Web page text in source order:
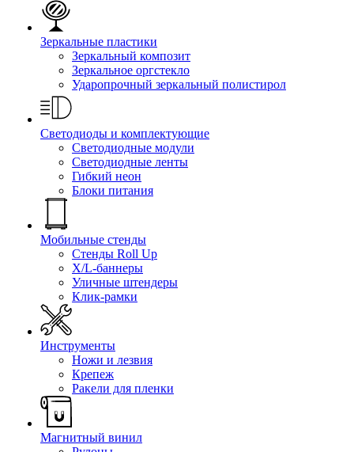
Зеркальные пластики
Зеркальный композит
Зеркальное оргстекло
Ударопрочный зеркальный полистирол
Светодиоды и комплектующие
Светодиодные модули
Светодиодные ленты
Гибкий неон
Блоки питания
Мобильные стенды
Стенды Roll Up
X/L-баннеры
Уличные штендеры
Клик-рамки
Инструменты
Ножи и лезвия
Крепеж
Ракели для пленки
Магнитный винил